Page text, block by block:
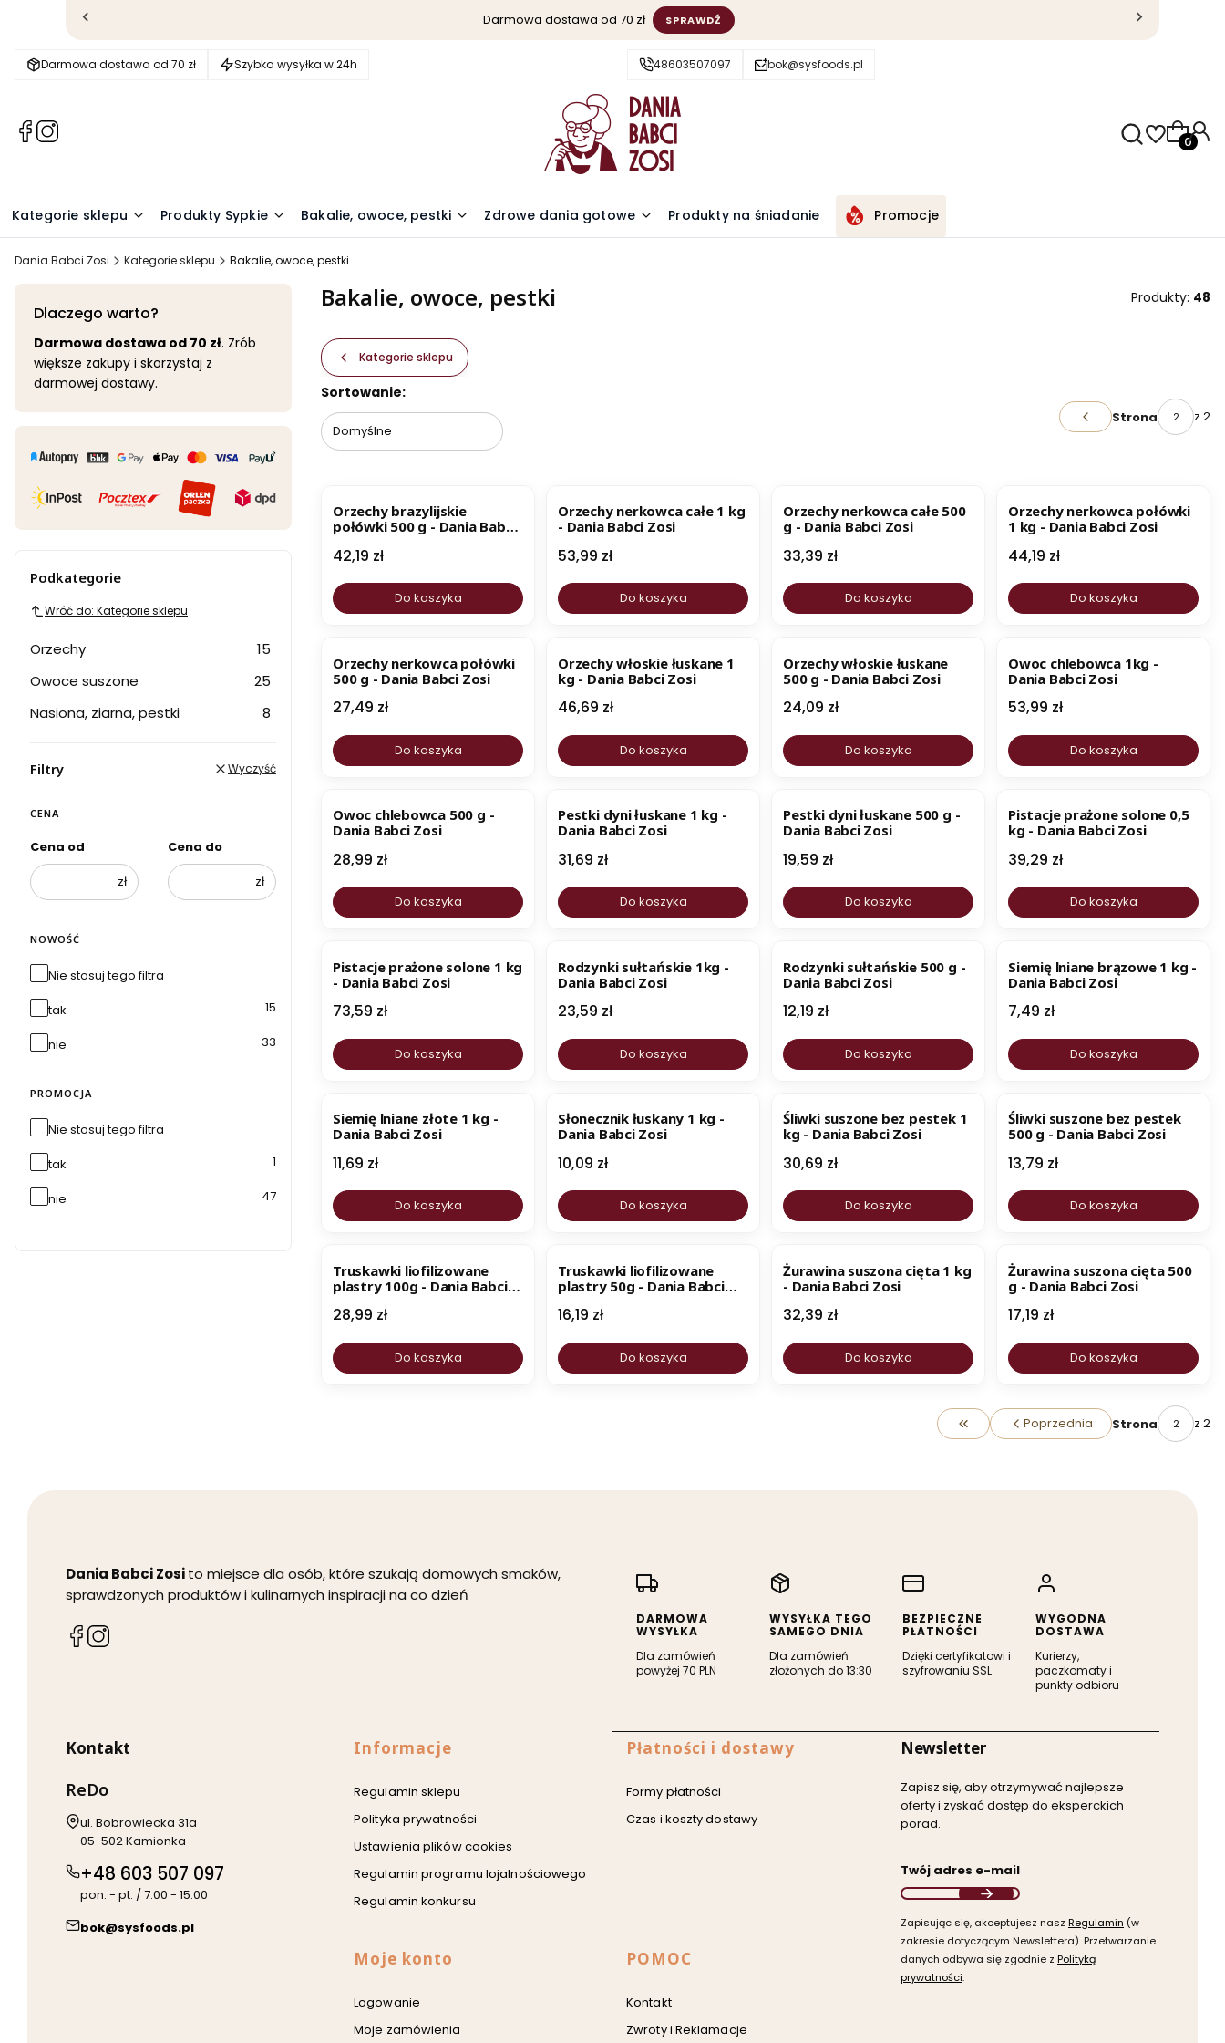
Darmowa dostawa od 70 zł SPRAWDŹ
Darmowa dostawa od 70 zł Szybka wysyłka w 24h 48603507097 bok@sysfoods.pl
(Otwiera
karcie)
(Otwiera
karcie)
Kategorie sklepu Produkty Sypkie Bakalie, owoce, pestki Zdrowe dania gotowe Produkty na śniadanie Promocje
Dania Babci Zosi Kategorie sklepu Bakalie, owoce, pestki
Dlaczego warto?
Darmowa dostawa od 70 zł. Zrób
większe zakupy i skorzystaj z
darmowej dostawy.
Podkategorie
Wróć do: Kategorie sklepu
Orzechy
15
Owoce suszone
25
Nasiona, ziarna, pestki
8
Filtry Wyczyść
CENA
Cena od
zł
Cena do
zł
NOWOŚĆ
Nie stosuj tego filtra
tak
15
nie 33
PROMOCJA
Nie stosuj tego filtra
tak
1
nie 47
Bakalie, owoce, pestki Produkty: 48
Kategorie sklepu
Lista produktów
Sortowanie:
Domyślne Poprzednie produkty
Strona z 2
Orzechy brazylijskie
połówki 500 g - Dania Babci
Cena
42,19 zł
Do koszyka
Orzechy nerkowca całe 1 kg
- Dania Babci Zosi
Cena
53,99 zł
Do koszyka
Orzechy nerkowca całe 500
g - Dania Babci Zosi
Cena
33,39 zł
Do koszyka
Orzechy nerkowca połówki
1 kg - Dania Babci Zosi
Cena
44,19 zł
Do koszyka
Orzechy nerkowca połówki
500 g - Dania Babci Zosi
Cena
27,49 zł
Do koszyka
Orzechy włoskie łuskane 1
kg - Dania Babci Zosi
Cena
46,69 zł
Do koszyka
Orzechy włoskie łuskane
500 g - Dania Babci Zosi
Cena
24,09 zł
Do koszyka
Owoc chlebowca 1kg -
Dania Babci Zosi
Cena
53,99 zł
Do koszyka
Owoc chlebowca 500 g -
Dania Babci Zosi
Cena
28,99 zł
Do koszyka
Pestki dyni łuskane 1 kg -
Dania Babci Zosi
Cena
31,69 zł
Do koszyka
Pestki dyni łuskane 500 g -
Dania Babci Zosi
Cena
19,59 zł
Do koszyka
Pistacje prażone solone 0,5
kg - Dania Babci Zosi
Cena
39,29 zł
Do koszyka
Pistacje prażone solone 1 kg
- Dania Babci Zosi
Cena
73,59 zł
Do koszyka
Rodzynki sułtańskie 1kg -
Dania Babci Zosi
Cena
23,59 zł
Do koszyka
Rodzynki sułtańskie 500 g -
Dania Babci Zosi
Cena
12,19 zł
Do koszyka
Siemię lniane brązowe 1 kg -
Dania Babci Zosi
Cena
7,49 zł
Do koszyka
Siemię lniane złote 1 kg -
Dania Babci Zosi
Cena
11,69 zł
Do koszyka
Słonecznik łuskany 1 kg -
Dania Babci Zosi
Cena
10,09 zł
Do koszyka
Śliwki suszone bez pestek 1
kg - Dania Babci Zosi
Cena
30,69 zł
Do koszyka
Śliwki suszone bez pestek
500 g - Dania Babci Zosi
Cena
13,79 zł
Do koszyka
Truskawki liofilizowane
plastry 100g - Dania Babci
Cena
28,99 zł
Do koszyka
Truskawki liofilizowane
plastry 50g - Dania Babci
Cena
16,19 zł
Do koszyka
Żurawina suszona cięta 1 kg
- Dania Babci Zosi
Cena
32,39 zł
Do koszyka
Żurawina suszona cięta 500
g - Dania Babci Zosi
Cena
17,19 zł
Do koszyka
Wróć do pierwszej strony z produktami
Poprzednia Strona z 2
Dania Babci Zosito miejsce dla osób, które szukają domowych smaków,
sprawdzonych produktów i kulinarnych inspiracji na co dzień
(Otwiera
(Otwiera
DARMOWA
WYSYŁKA
Dla zamówień
powyżej 70 PLN
WYSYŁKA TEGO
SAMEGO DNIA
Dla zamówień
złożonych do 13:30
BEZPIECZNE
PŁATNOŚCI
Dzięki certyfikatowi i
szyfrowaniu SSL
WYGODNA
DOSTAWA
Kurierzy,
paczkomaty i
punkty odbioru
Kontakt
ReDo
Adres:
ul. Bobrowiecka 31a
05-502 Kamionka
+48 603 507 097
pon. - pt. / 7:00 - 15:00
bok@sysfoods.pl
Linki w stopce
Informacje
Regulamin sklepu
Polityka prywatności
Ustawienia plików cookies
Regulamin programu lojalnościowego
Regulamin konkursu
Płatności i dostawy
Formy płatności
Czas i koszty dostawy
Moje konto
Logowanie
Moje zamówienia
POMOC
Kontakt
Zwroty i Reklamacje
Newsletter
Zapisz się, aby otrzymywać najlepsze
oferty i zyskać dostęp do eksperckich
porad.
Twój adres e-mail
Zapisując się, akceptujesz nasz ​ Regulamin ​​​ (w
zakresie dotyczącym Newslettera). Przetwarzanie
danych odbywa się zgodnie z ​ Polityką
prywatności​​​.